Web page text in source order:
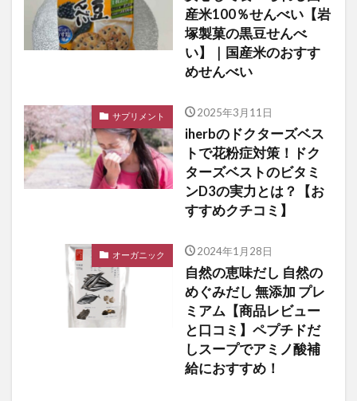
産米100％せんべい【岩
塚製菓の黒豆せんべ
い】｜国産米のおすす
めせんべい
サプリメント 2025年3月11日
iherbのドクターズベス
トで花粉症対策！ドク
ターズベストのビタミ
ンD3の実力とは？【お
すすめクチコミ】
オーガニック 2024年1月28日
自然の恵味だし 自然の
めぐみだし 無添加 プレ
ミアム【商品レビュー
と口コミ】ペプチドだ
しスープでアミノ酸補
給におすすめ！